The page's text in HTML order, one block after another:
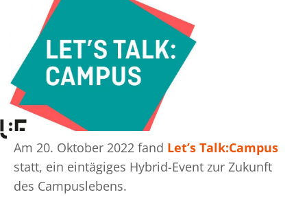
Am 20. Oktober 2022 fand Let’s Talk:Campus
statt, ein eintägiges Hybrid-Event zur Zukunft
des Campuslebens.